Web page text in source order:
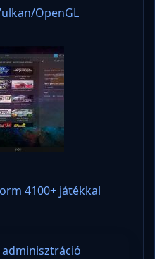
OpenGL
4100+ játékkal